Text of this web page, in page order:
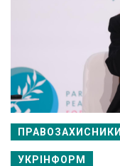
ПРАВОЗАХИСНИКИ
УКРІНФОРМ